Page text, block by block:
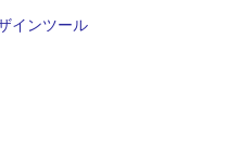
インツール